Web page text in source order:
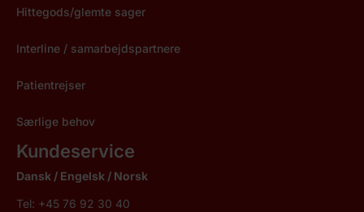
Hittegods/glemte sager
Interline / samarbejdspartnere
Patientrejser
Særlige behov
Kundeservice
Dansk / Engelsk / Norsk
Tel: +45 76 92 30 40